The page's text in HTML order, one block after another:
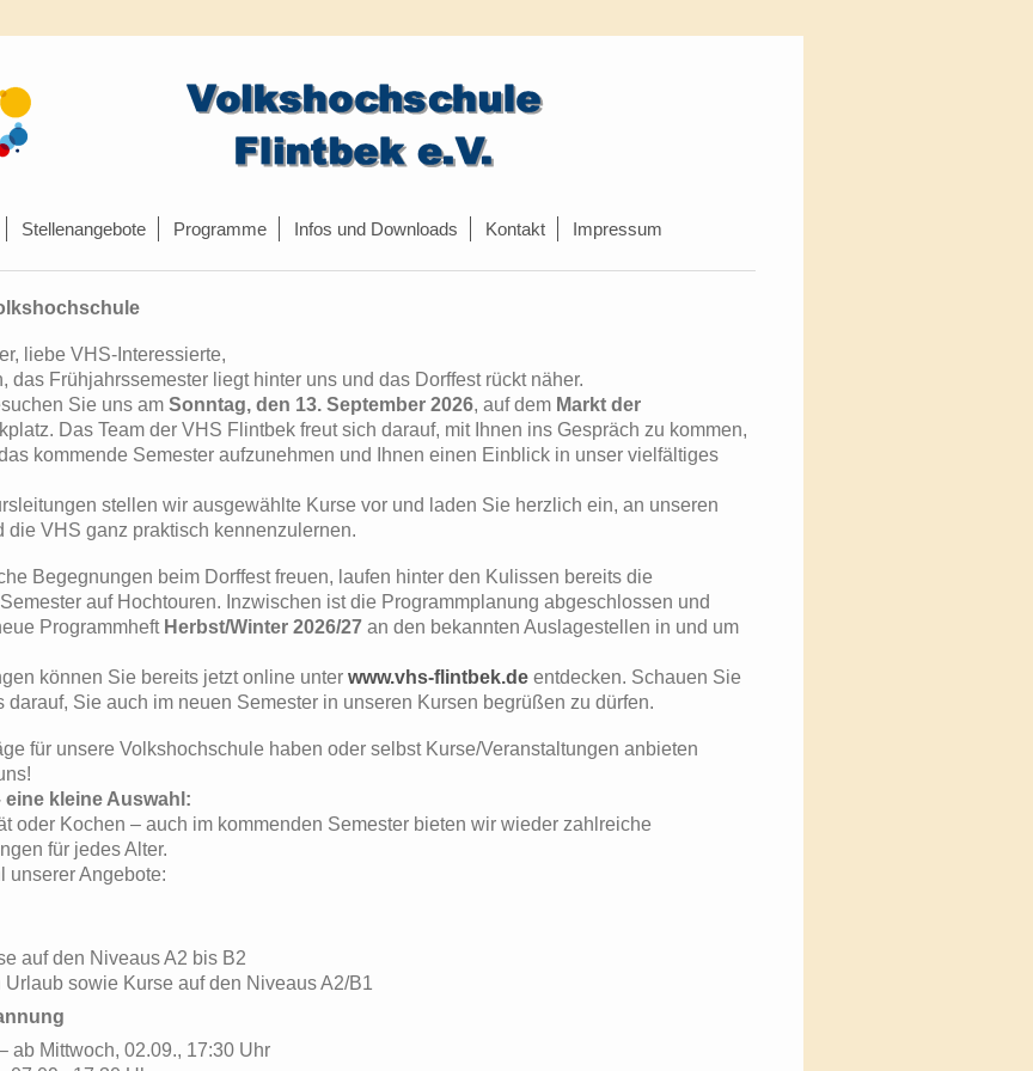
Stellenangebote Programme Infos und Downloads Kontakt Impressum
liebe VHS-Interessierte,
das Frühjahrssemester liegt hinter uns und das Dorffest rückt näher.
Sie uns am Sonntag, den 13. September 2026, auf dem Markt der
Das Team der VHS Flintbek freut sich darauf, mit Ihnen ins Gespräch zu kommen,
kommende Semester aufzunehmen und Ihnen einen Einblick in unser vielfältiges
stellen wir ausgewählte Kurse vor und laden Sie herzlich ein, an unseren
die VHS ganz praktisch kennenzulernen.
Begegnungen beim Dorffest freuen, laufen hinter den Kulissen bereits die
auf Hochtouren. Inzwischen ist die Programmplanung abgeschlossen und
Programmheft Herbst/Winter 2026/27 an den bekannten Auslagestellen in und um
können Sie bereits jetzt online unter www.vhs-flintbek.de entdecken. Schauen Sie
Sie auch im neuen Semester in unseren Kursen begrüßen zu dürfen.
für unsere Volkshochschule haben oder selbst Kurse/Veranstaltungen anbieten
kleine Auswahl:
oder Kochen – auch im kommenden Semester bieten wir wieder zahlreiche
für jedes Alter.
unserer Angebote:
auf den Niveaus A2 bis B2
sowie Kurse auf den Niveaus A2/B1
ab Mittwoch, 02.09., 17:30 Uhr